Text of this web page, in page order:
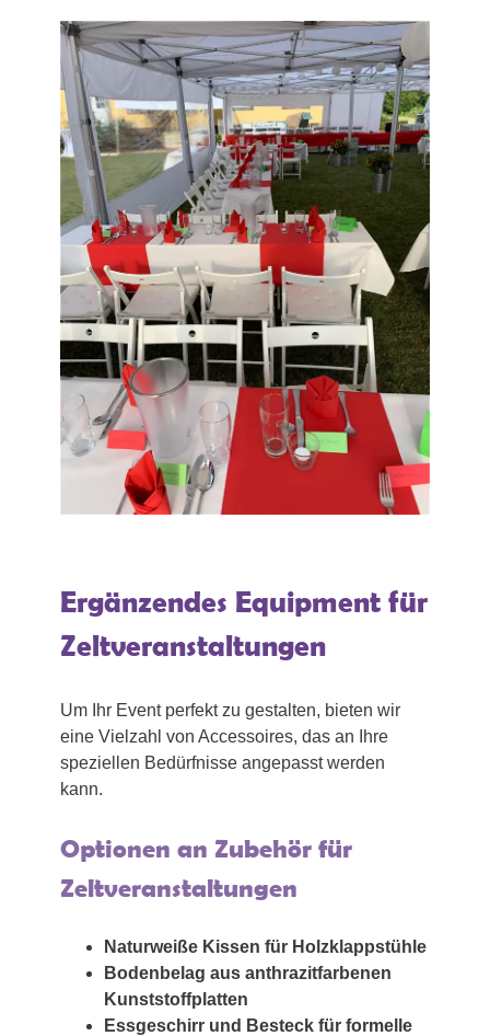
Ergänzendes Equipment für
Zeltveranstaltungen
Um Ihr Event perfekt zu gestalten, bieten wir
eine Vielzahl von Accessoires, das an Ihre
speziellen Bedürfnisse angepasst werden
kann.
Optionen an Zubehör für
Zeltveranstaltungen
Naturweiße Kissen für Holzklappstühle
Bodenbelag aus anthrazitfarbenen
Kunststoffplatten
Essgeschirr und Besteck für formelle